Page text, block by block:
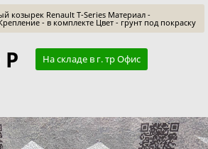
козырек Renault T-Series Материал -
- в комплекте Цвет - грунт под покраску
Р На складе в г. тр Офис